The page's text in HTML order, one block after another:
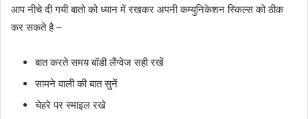
आप नीचे दी गयी बातो को ध्यान में रखकर अपनी कम्युनिकेशन स्किल्स को ठीक
कर सकते है –
बात करते समय बॉडी लैंग्वेज सही रखें
सामने वाली की बात सुनें
चेहरे पर स्माइल रखे